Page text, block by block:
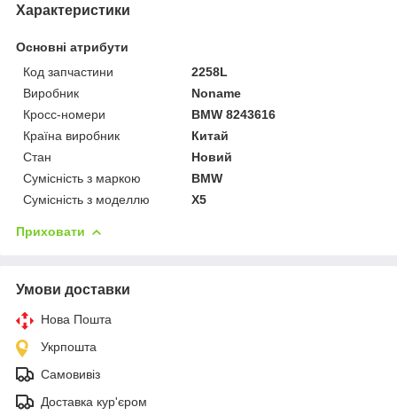
Характеристики
Основні атрибути
Код запчастини
2258L
Виробник
Noname
Кросс-номери
BMW 8243616
Країна виробник
Китай
Стан
Новий
Сумісність з маркою
BMW
Сумісність з моделлю
X5
Приховати
Умови доставки
Нова Пошта
Укрпошта
Самовивіз
Доставка кур'єром